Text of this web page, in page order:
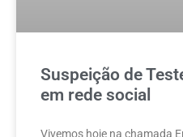
Suspeição de
em rede social
Vivemos hoje na chamada